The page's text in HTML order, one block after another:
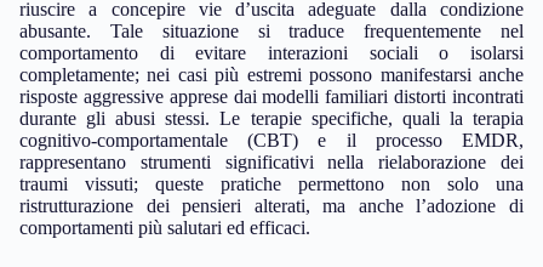
riuscire a concepire vie d’uscita adeguate dalla condizione
abusante. Tale situazione si traduce frequentemente nel
comportamento di evitare interazioni sociali o isolarsi
completamente; nei casi più estremi possono manifestarsi anche
risposte aggressive apprese dai modelli familiari distorti incontrati
durante gli abusi stessi. Le terapie specifiche, quali la terapia
cognitivo-comportamentale (CBT) e il processo EMDR,
rappresentano strumenti significativi nella rielaborazione dei
traumi vissuti; queste pratiche permettono non solo una
ristrutturazione dei pensieri alterati, ma anche l’adozione di
comportamenti più salutari ed efficaci.